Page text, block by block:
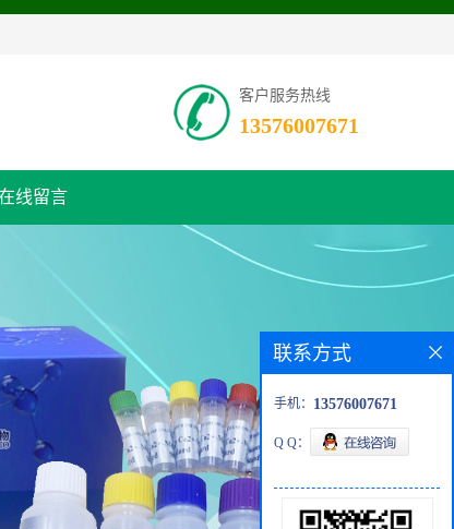
客户服务热线
13576007671
线留言
联系方式
手机： 13576007671
Q Q：